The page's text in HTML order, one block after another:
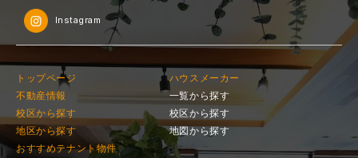
Instagram
トップページ
不動産情報
校区から探す
地区から探す
おすすめテナント物件
ハウスメーカー
一覧から探す
校区から探す
地図から探す